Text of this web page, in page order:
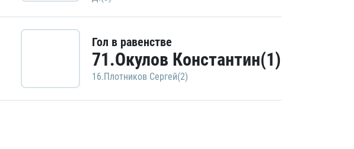
Гол в равенстве
71.Окулов Константин(1)
16.Плотников Сергей(2)